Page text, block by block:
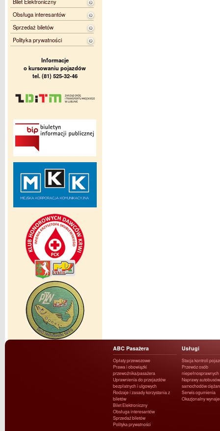
Obsługa interesantów
Sprzedaż biletów
Polityka prywatności
Informacje
o kursowaniu pojazdów
tel. (81) 525-32-46
ABC Pasażera
Opłaty przewozowe
Prawa i obowiązki
przewoźnika/pasażera
Uprawnienia do przejazdów
bezpłatnych i ulgowych
Rodzaje i zasady korzystania z
biletów
Bilet Elektroniczny
Obsługa interesantów
Sprzedaż biletów
Polityka prywatności
Usługi
Stacja kontroli
Przewóz osób
niepełnosprawnych
Naprawy
samochodów
Serwis ogumienia
Okazjonalny